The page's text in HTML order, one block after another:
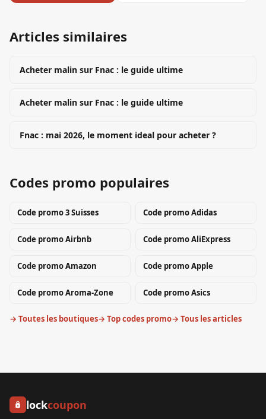
Articles similaires
Acheter malin sur Fnac : le guide ultime
Acheter malin sur Fnac : le guide ultime
Fnac : mai 2026, le moment ideal pour acheter ?
Codes promo populaires
Code promo3 Suisses Code promoAdidas
Code promoAirbnb Code promoAliExpress
Code promoAmazon Code promoApple
Code promoAroma-Zone Code promoAsics
→ Toutes les boutiques→ Top codes promo→ Tous les articles
lockcoupon